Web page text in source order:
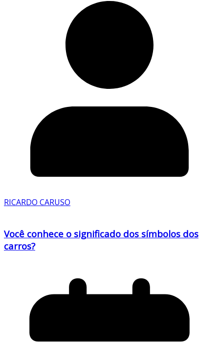
RICARDO CARUSO
Você conhece o significado dos símbolos dos
carros?